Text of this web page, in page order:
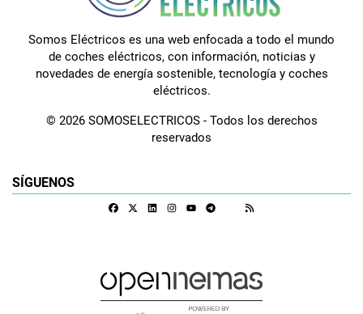
Somos Eléctricos es una web enfocada a todo el mundo
de coches eléctricos, con información, noticias y
novedades de energía sostenible, tecnología y coches
eléctricos.
© 2026 SOMOSELECTRICOS - Todos los derechos
reservados
SÍGUENOS
FacebookLinkedinInstagramTelegram
Google Discover